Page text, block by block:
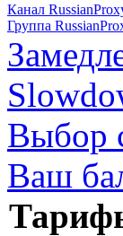
Канал
Группа
Выбор
Ваш